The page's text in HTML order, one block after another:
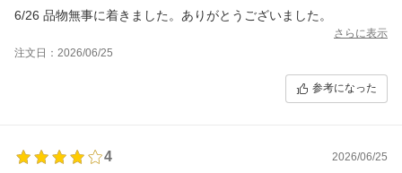
6/26 品物無事に着きました。ありがとうございました。
さらに表示
注文日：2026/06/25
参考になった
4
2026/06/25